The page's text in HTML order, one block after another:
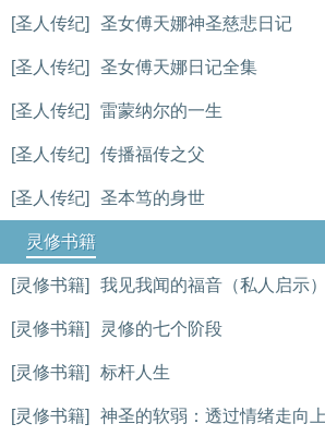
[圣人传纪] 圣女傅天娜神圣慈悲日记
[圣人传纪] 圣女傅天娜日记全集
[圣人传纪] 雷蒙纳尔的一生
[圣人传纪] 传播福传之父
[圣人传纪] 圣本笃的身世
灵修书籍
[灵修书籍] 我见我闻的福音（私人启示）
[灵修书籍] 灵修的七个阶段
[灵修书籍] 标杆人生
[灵修书籍] 神圣的软弱：透过情绪走向